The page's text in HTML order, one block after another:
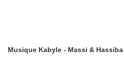
Musique Kabyle - Massi &